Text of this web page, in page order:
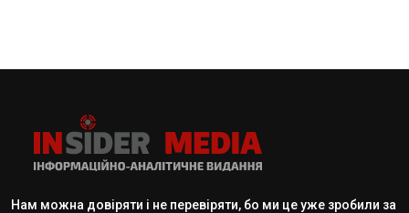
Нам можна довіряти і не перевіряти, бо ми це уже зробили за